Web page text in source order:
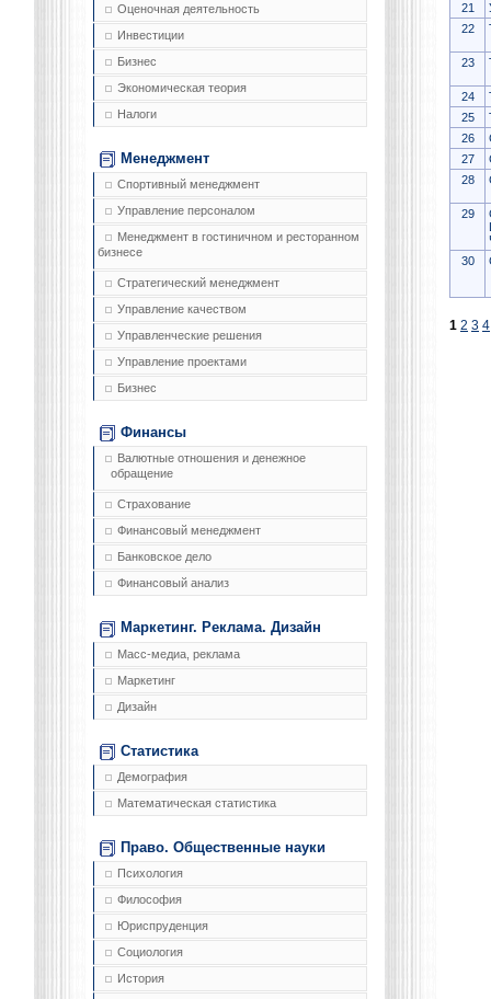
Оценочная деятельность
Инвестиции
Бизнес
Экономическая теория
Налоги
Менеджмент
Спортивный менеджмент
Управление персоналом
Менеджмент в гостиничном и ресторанном
бизнесе
Стратегический менеджмент
Управление качеством
Управленческие решения
Управление проектами
Бизнес
Финансы
Валютные отношения и денежное
обращение
Страхование
Финансовый менеджмент
Банковское дело
Финансовый анализ
Маркетинг. Реклама. Дизайн
Масс-медиа, реклама
Маркетинг
Дизайн
Статистика
Демография
Математическая статистика
Право. Общественные науки
Психология
Философия
Юриспруденция
Социология
История
21
22
23
24
25
26
27
28
29
30
1 2 3 4